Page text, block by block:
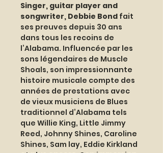
Singer, guitar player and
songwriter, Debbie Bond fait
ses preuves depuis 30 ans
dans tous les recoins de
l’Alabama. Influencée par les
sons légendaires de Muscle
Shoals, son impressionnante
histoire musicale compte des
années de prestations avec
de vieux musiciens de Blues
traditionnel d’Alabama tels
que Willie King, Little Jimmy
Reed, Johnny Shines, Caroline
Shines, Sam lay, Eddie Kirkland